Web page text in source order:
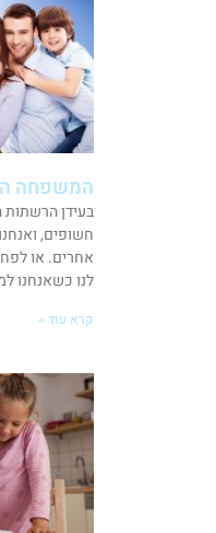
המשפחה
בעידן הרשתות
חשופים,
אחרים. או
לנו כשאנחנו
קרא עוד »